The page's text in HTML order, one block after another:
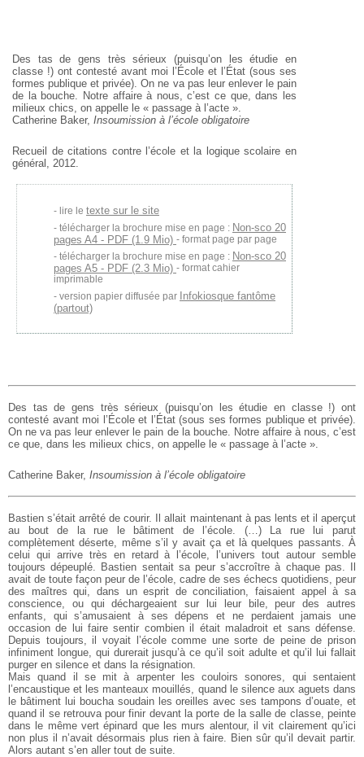
Des tas de gens très sérieux (puisqu’on les étudie en
classe !) ont contesté avant moi l’École et l’État (sous ses
formes publique et privée). On ne va pas leur enlever le pain
de la bouche. Notre affaire à nous, c’est ce que, dans les
milieux chics, on appelle le « passage à l’acte ».
Catherine Baker, Insoumission à l’école obligatoire
Recueil de citations contre l’école et la logique scolaire en
général, 2012.
lire le texte sur le site
télécharger la brochure mise en page : Non-sco 20
pages A4 - PDF (1.9 Mio) - format page par page
télécharger la brochure mise en page : Non-sco 20
pages A5 - PDF (2.3 Mio) - format cahier
imprimable
version papier diffusée par Infokiosque fantôme
(partout)
Des tas de gens très sérieux (puisqu’on les étudie en classe !) ont
contesté avant moi l’École et l’État (sous ses formes publique et privée).
On ne va pas leur enlever le pain de la bouche. Notre affaire à nous, c’est
ce que, dans les milieux chics, on appelle le « passage à l’acte ».
Catherine Baker, Insoumission à l’école obligatoire
Bastien s’était arrêté de courir. Il allait maintenant à pas lents et il aperçut
au bout de la rue le bâtiment de l’école. (…) La rue lui parut
complètement déserte, même s’il y avait ça et là quelques passants. À
celui qui arrive très en retard à l’école, l’univers tout autour semble
toujours dépeuplé. Bastien sentait sa peur s’accroître à chaque pas. Il
avait de toute façon peur de l’école, cadre de ses échecs quotidiens, peur
des maîtres qui, dans un esprit de conciliation, faisaient appel à sa
conscience, ou qui déchargeaient sur lui leur bile, peur des autres
enfants, qui s’amusaient à ses dépens et ne perdaient jamais une
occasion de lui faire sentir combien il était maladroit et sans défense.
Depuis toujours, il voyait l’école comme une sorte de peine de prison
infiniment longue, qui durerait jusqu’à ce qu’il soit adulte et qu’il lui fallait
purger en silence et dans la résignation.
Mais quand il se mit à arpenter les couloirs sonores, qui sentaient
l’encaustique et les manteaux mouillés, quand le silence aux aguets dans
le bâtiment lui boucha soudain les oreilles avec ses tampons d’ouate, et
quand il se retrouva pour finir devant la porte de la salle de classe, peinte
dans le même vert épinard que les murs alentour, il vit clairement qu’ici
non plus il n’avait désormais plus rien à faire. Bien sûr qu’il devait partir.
Alors autant s’en aller tout de suite.